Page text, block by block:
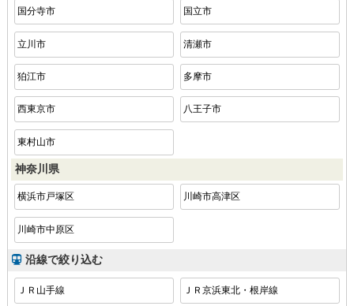
国分寺市 国立市
立川市 清瀬市
狛江市 多摩市
西東京市 八王子市
東村山市
神奈川県
横浜市戸塚区 川崎市高津区
川崎市中原区
沿線で絞り込む
ＪＲ山手線 ＪＲ京浜東北・根岸線